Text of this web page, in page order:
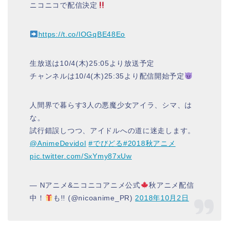
ニコニコで配信決定
https://t.co/lOGqBE48Eo
生放送は10/4(木)25:05より放送予定
チャンネルは10/4(木)25:35より配信開始予定
人間界で暮らす3人の悪魔少女アイラ、シマ、は
な。
試行錯誤しつつ、アイドルへの道に迷走します。
@AnimeDevidol #でびどる#2018秋アニメ
pic.twitter.com/SxYmy87xUw
— Nアニメ&ニコニコアニメ公式
秋アニメ配信
中！
も!! (@nicoanime_PR)2018年10月2日